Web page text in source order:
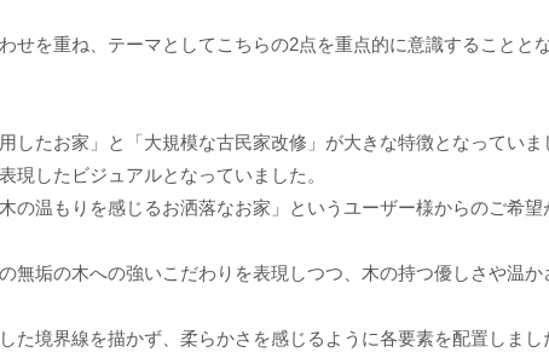
せを重ね、テーマとしてこちらの2点を重点的に意識することとな
したお家」と「大規模な古民家改修」が大きな特徴となっていま
現したビジュアルとなっていました。
の温もりを感じるお洒落なお家」というユーザー様からのご希
無垢の木への強いこだわりを表現しつつ、木の持つ優しさや温か
た境界線を描かず、柔らかさを感じるように各要素を配置しまし